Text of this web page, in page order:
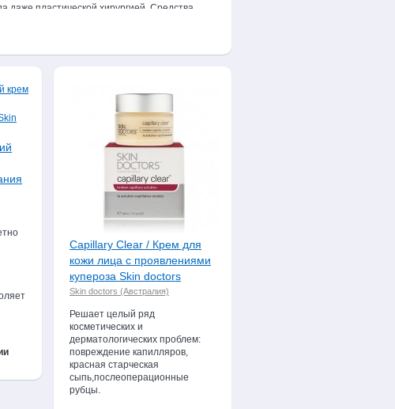
даже пластической хирургией. Средства
образом препараты Skin Doctors
Capillary Clear / Крем для
кожи лица с проявлениями
купероза Skin doctors
Skin doctors (Австралия)
Решает целый ряд
косметических и
дерматологических проблем:
повреждение капилляров,
красная старческая
сыпь,послеоперационные
рубцы.